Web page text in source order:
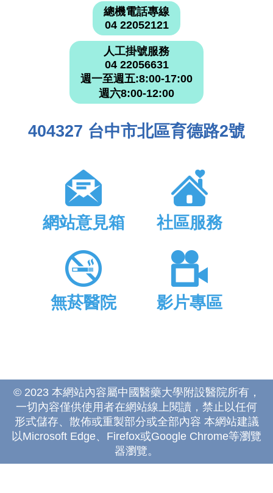
總機電話專線
04 22052121
人工掛號服務
04 22056631
週一至週五:8:00-17:00
週六8:00-12:00
404327 台中市北區育德路2號
網站意見箱 社區服務
無菸醫院 影片專區
© 2023 本網站內容屬中國醫藥大學附設醫院所有，
一切內容僅供使用者在網站線上閱讀，禁止以任何
形式儲存、散佈或重製部分或全部內容 本網站建議
以Microsoft Edge、Firefox或Google Chrome等瀏覽
器瀏覽。